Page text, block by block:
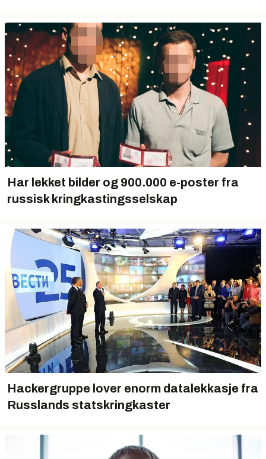
Har lekket bilder og 900.000 e-poster fra
russisk kringkastingsselskap
Hackergruppe lover enorm datalekkasje fra
Russlands statskringkaster